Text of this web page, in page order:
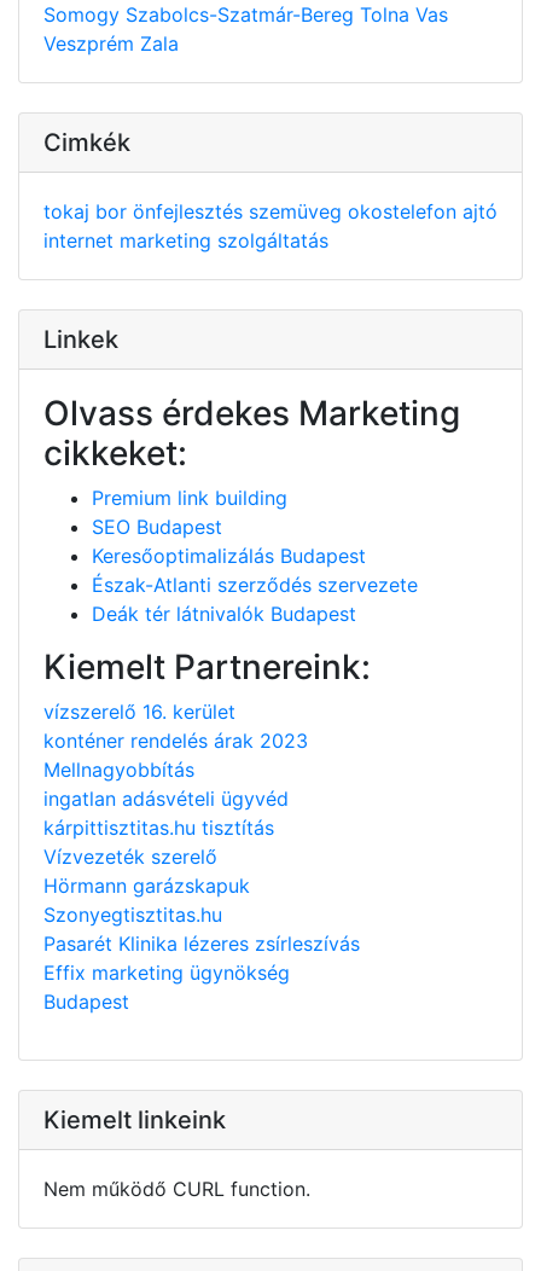
Somogy Szabolcs-Szatmár-Bereg Tolna Vas
Veszprém Zala
Cimkék
tokaj bor önfejlesztés szemüveg okostelefon ajtó
internet marketing szolgáltatás
Linkek
Olvass érdekes Marketing
cikkeket:
Premium link building
SEO Budapest
Keresőoptimalizálás Budapest
Észak-Atlanti szerződés szervezete
Deák tér látnivalók Budapest
Kiemelt Partnereink:
vízszerelő 16. kerület
konténer rendelés árak 2023
Mellnagyobbítás
ingatlan adásvételi ügyvéd
kárpittisztitas.hu tisztítás
Vízvezeték szerelő
Hörmann garázskapuk
Szonyegtisztitas.hu
Pasarét Klinika lézeres zsírleszívás
Effix marketing ügynökség
Budapest
Kiemelt linkeink
Nem működő CURL function.